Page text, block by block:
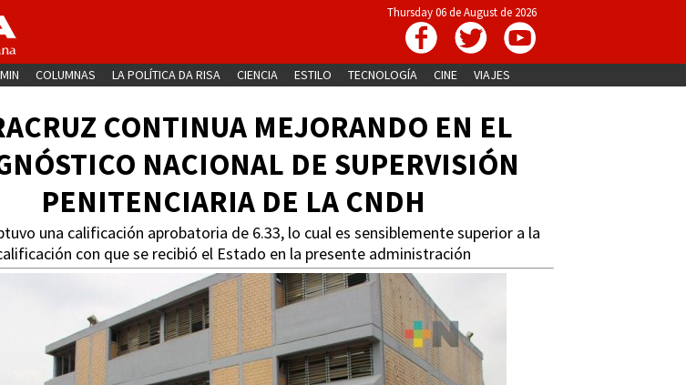
Thursday 06 de August de 2026
COLUMNAS LA POLÍTICA DA RISA CIENCIA ESTILO TECNOLOGÍA CINE VIAJES
CONTINUA MEJORANDO EN EL
NACIONAL DE SUPERVISIÓN
PENITENCIARIA DE LA CNDH
una calificación aprobatoria de 6.33, lo cual es sensiblemente superior a la
con que se recibió el Estado en la presente administración